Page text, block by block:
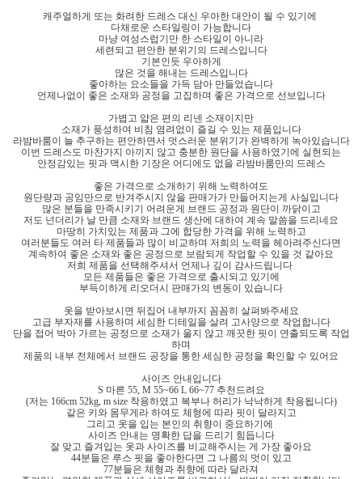
캐주얼하게 또는 화려한 드레스 대신 우아한 대안이 될 수 있기에
다채로운 스타일링이 가능합니다
마냥 여성스럽기만 한 스타일이 아니라
세련되고 편안한 분위기의 드레스입니다
기본인듯 우아하게
많은 것을 해내는 드레스입니다
좋아하는 요소들을 가득 담아 만들었습니다
언제나없이 좋은 소재와 공정을 고집하며 좋은 가격으로 선보입니다
가볍고 얇은 편의 리넨 소재이지만
소재가 풍성하여 비침 염려없이 즐길 수 있는 제품입니다
라밤바룸이 늘 추구하는 편안하면서 멋스러운 분위기가 완벽하게 녹아있습니다
이번 드레스도 마찬가지 아끼지 않고 충분한 원단을 사용하였기에 실현되는
안정감있는 핏과 맥시한 기장은 어디에도 없을 라밤바룸만의 드레스
좋은 가격으로 소개하기 위해 노력하여도
원단량과 공임만으로 반겨주시지 않을 판매가가 만들어지는게 사실입니다
많은 분들을 만족시키기 어려운게 브랜드 공정과 원단이 까닭이고
저도 넌더리가 날 만큼 소재와 브랜드 생산에 대하여 계속 말씀을 드리네요
마땅히 가치있는 제품과 그에 합당한 가격을 위해 노력하고
여러분들도 여러 타 제품들과 많이 비교하며 저희의 노력을 헤아려주신다면
계속하여 좋은 소재와 좋은 공정으로 보람되게 작업할 수 있을 것 같아요
저희 제품을 선택해주셔서 언제나 깊이 감사드립니다
모든 제품들은 좋은 가격으로 출시되고 있기에
부득이하게 리오더시 판매가의 변동이 있습니다
옷을 받아보시면 뒤집어 내부까지 꼼꼼히 살펴봐주세요
고급 부자재를 사용하며 세심한 디테일을 살려 고사양으로 작업합니다
단을 접어 박아 가르는 공정으로 소재가 울지 않고 깨끗한 핏이 연출되도록 작업
하며
제품의 내부 전체에서 브랜드 공장을 통한 세심한 공정을 확인할 수 있어요
사이즈 안내입니다
S 마른 55, M 55~66 L 66~77 추천드려요
(저는 166cm 52kg, m size 착용하였고 복부나 허리가 낙낙하게 착용됩니다)
같은 키와 몸무게라 하여도 체형에 따라 핏이 달라지고
그리고 옷을 입는 본인의 취향이 중요하기에
사이즈 안내는 명확한 답을 드리기 힘듭니다
잘 맞고 즐겨입는 옷과 사이즈를 비교해주시는 게 가장 좋아요
44분들은 루스 핏을 좋아한다면 그 나름의 멋이 있고
77분들은 체형과 취향에 따라 달라져